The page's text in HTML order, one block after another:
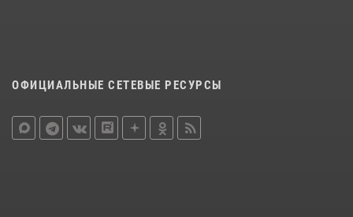
ОФИЦИАЛЬНЫЕ СЕТЕВЫЕ РЕСУРСЫ